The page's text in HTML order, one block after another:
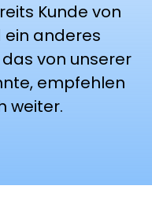
Kunde von
ein anderes
von unserer
empfehlen
weiter.